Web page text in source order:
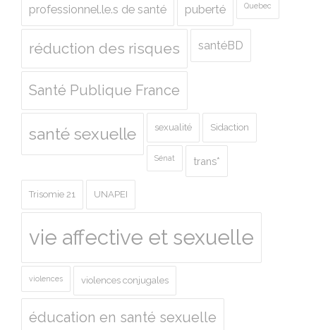
professionnel.le.s de santé puberté Quebec
réduction des risques santéBD
Santé Publique France
santé sexuelle sexualité Sidaction
Sénat trans*
Trisomie 21 UNAPEI
vie affective et sexuelle
violences violences conjugales
éducation en santé sexuelle